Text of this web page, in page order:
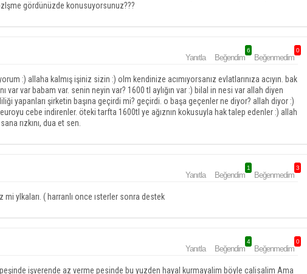
gördünüzde konusuyorsunuz???
Yanıtla Beğendim
6
Beğenmedim
0
:) allaha kalmış işiniz sizin :) olm kendinize acımıyorsanız evlatlarınıza acıyın. bak
var var babam var. senin neyin var? 1600 tl aylığın var :) bilal in nesi var allah diyen
yapanları şirketin başına geçirdi mi? geçirdi. o başa geçenler ne diyor? allah diyor :)
cebe indirenler. öteki tarfta 1600tl ye ağıznın kokusuyla hak talep edenler :) allah
rızkını, dua et sen.
Yanıtla Beğendim
1
Beğenmedim
3
ylkaları. ( harranlı once ısterler sonra destek
Yanıtla Beğendim
4
Beğenmedim
0
işverende az verme pesinde bu yuzden hayal kurmayalim böyle calisalim Ama